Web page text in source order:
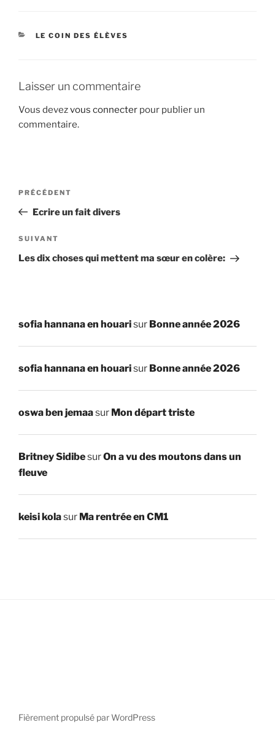
CATÉGORIES
LE COIN DES ÉLÈVES
Laisser un commentaire
Vous devezvous connecter pour publier un
commentaire.
Navigation
l’article
Article
précédent
PRÉCÉDENT
Ecrire un fait divers
Article
suivant
SUIVANT
Les dix choses qui mettent ma sœur en colère:
sofia hannana en houarisur Bonne année 2026
sofia hannana en houarisur Bonne année 2026
oswa ben jemaasur Mon départ triste
Britney SidibesurOn a vu des moutons dans un
fleuve
keisi kolasur Ma rentrée en CM1
Fièrement propulsé par WordPress